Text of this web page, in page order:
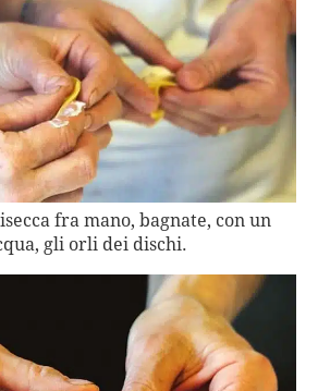
fra mano, bagnate, con un
gli orli dei dischi.